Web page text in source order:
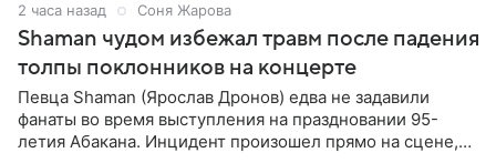
2 часа назад Соня Жарова
Shaman чудом избежал травм после падения
толпы поклонников на концерте
Певца Shaman (Ярослав Дронов) едва не задавили
фанаты во время выступления на праздновании 95-
летия Абакана. Инцидент произошел прямо на сцене,